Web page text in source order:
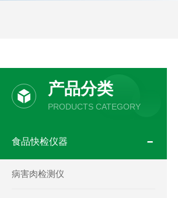
产品分类
PRODUCTS CATEGORY
食品快检仪器
病害肉检测仪